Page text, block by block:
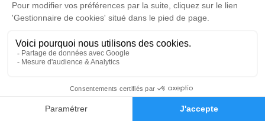
Faire-part Hommages
condoléances ou le souvenir d’un moment passé.